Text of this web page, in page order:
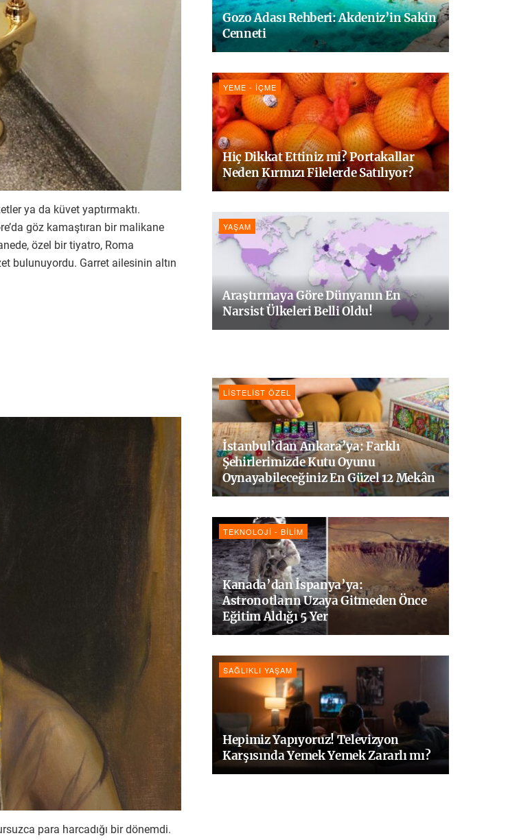
ya da küvet yaptırmaktı.
göz kamaştıran bir malikane
özel bir tiyatro, Roma
bulunuyordu. Garret ailesinin altın
para harcadığı bir dönemdi.
Gozo Adası Rehberi: Akdeniz’in Sakin
Cenneti
YEME - İÇME
Hiç Dikkat Ettiniz mi? Portakallar
Neden Kırmızı Filelerde Satılıyor?
YAŞAM
Araştırmaya Göre Dünyanın En
Narsist Ülkeleri Belli Oldu!
LISTELIST ÖZEL
İstanbul’dan Ankara’ya: Farklı
Şehirlerimizde Kutu Oyunu
Oynayabileceğiniz En Güzel 12 Mekân
TEKNOLOJI - BILIM
Kanada’dan İspanya’ya:
Astronotların Uzaya Gitmeden Önce
Eğitim Aldığı 5 Yer
SAĞLIKLI YAŞAM
Hepimiz Yapıyoruz! Televizyon
Karşısında Yemek Yemek Zararlı mı?